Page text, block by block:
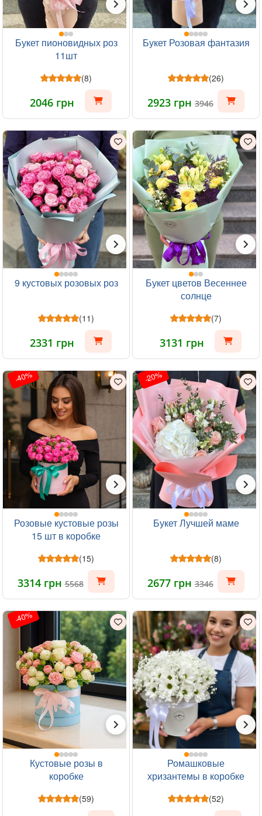
Букет пионовидных роз
11шт
(8)
2046 грн
Букет Розовая фантазия
(26)
2923 грн3946
9 кустовых розовых роз
(11)
2331 грн
Букет цветов Весеннее
солнце
(7)
3131 грн
-40%
Розовые кустовые розы
15 шт в коробке
(15)
3314 грн5568
-20%
Букет Лучшей маме
(8)
2677 грн3346
-40%
Кустовые розы в
коробке
(59)
Ромашковые
хризантемы в коробке
(52)